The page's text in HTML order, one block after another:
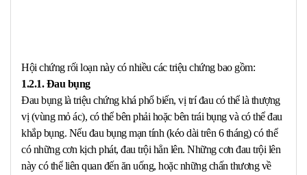
Hội chứng rối loạn này có nhiều các triệu chứng bao gồm:
1.2.1. Đau bụng
Đau bụng là triệu chứng khá phổ biến, vị trí đau có thể là thượng
vị (vùng mỏ ác), có thể bên phải hoặc bên trái bụng và có thể đau
khắp bụng. Nếu đau bụng mạn tính (kéo dài trên 6 tháng) có thể
có những cơn kịch phát, đau trội hẳn lên. Những cơn đau trội lên
này có thể liên quan đến ăn uống, hoặc những chấn thương về